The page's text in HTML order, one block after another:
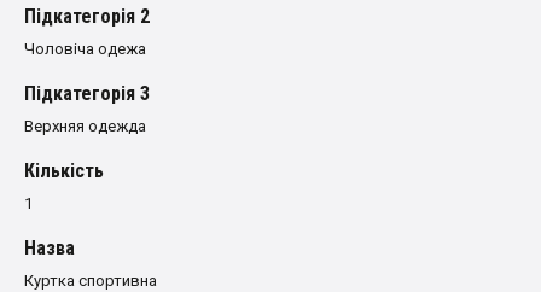
Пiдкатегорiя 2
Чоловіча одежа
Пiдкатегорiя 3
Верхняя одежда
Кількість
1
Назва
Куртка спортивна